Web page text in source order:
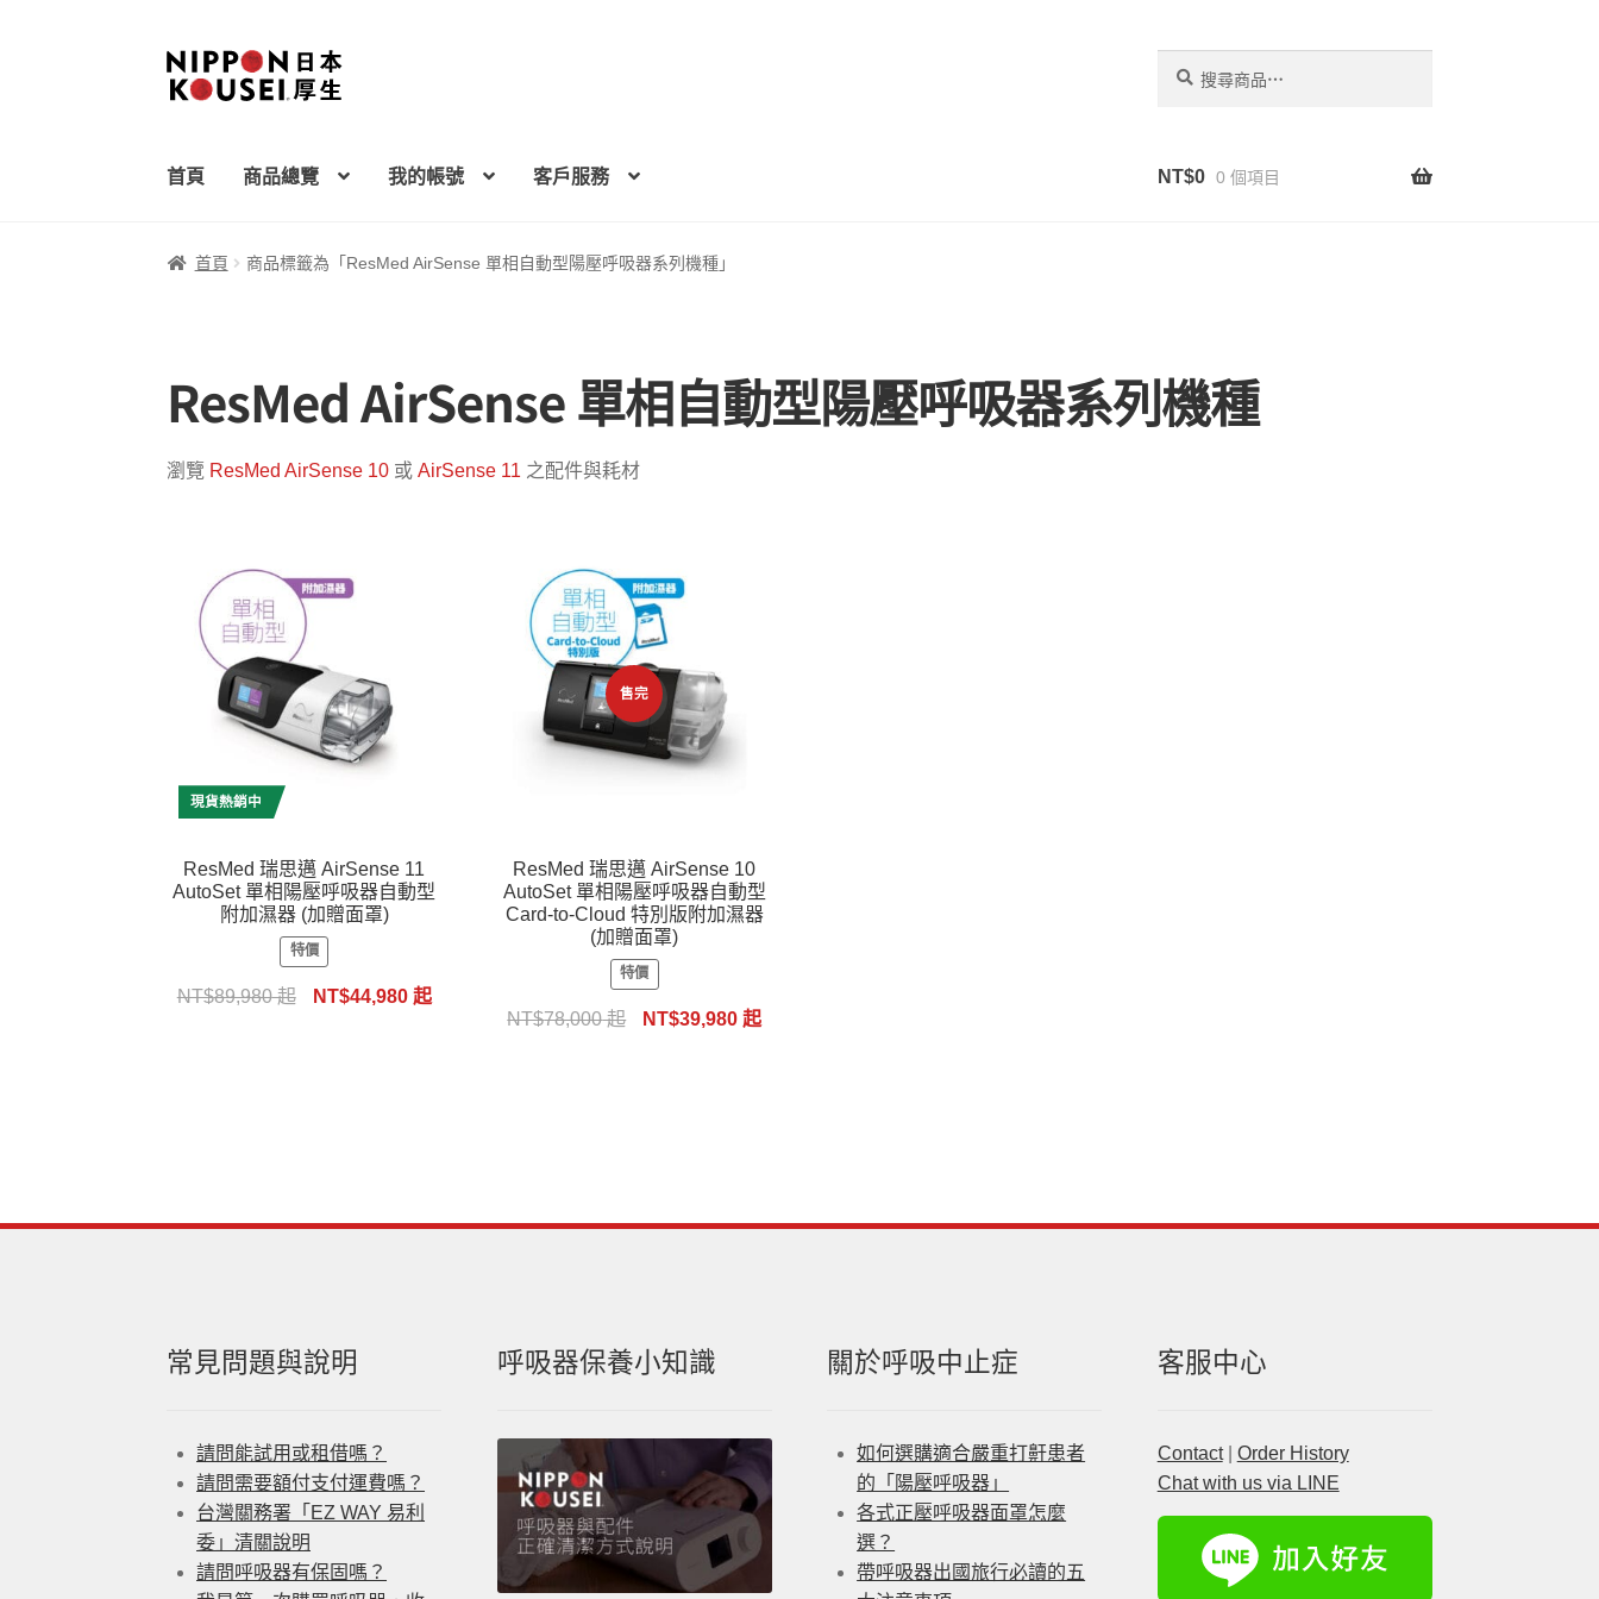
跳
至
列
跳
至
內
字：
首頁 商品總覽 我的帳號 客戶服務 NT$0 0 個項目
首頁 商品標籤為「ResMed AirSense 單相自動型陽壓呼吸器系列機種」
ResMed AirSense 單相自動型陽壓呼吸器系列機種
瀏覽 ResMed AirSense 10 或AirSense 11 之配件與耗材
現貨熱銷中
ResMed 瑞思邁 AirSense 11
AutoSet 單相陽壓呼吸器自動型
附加濕器 (加贈面罩)
特價
NT$89,980起 NT$44,980起
售完
ResMed 瑞思邁 AirSense 10
AutoSet 單相陽壓呼吸器自動型
Card-to-Cloud 特別版附加濕器
(加贈面罩)
特價
NT$78,000起 NT$39,980 起
常見問題與說明
請問能試用或租借嗎？
請問需要額付支付運費嗎？
台灣關務署「EZ WAY 易利
委」清關說明
請問呼吸器有保固嗎？
呼吸器保養小知識 關於呼吸中止症
如何選購適合嚴重打鼾患者
的「陽壓呼吸器」
各式正壓呼吸器面罩怎麼
選？
帶呼吸器出國旅行必讀的五
客服中心
Contact| Order History
Chat with us via LINE